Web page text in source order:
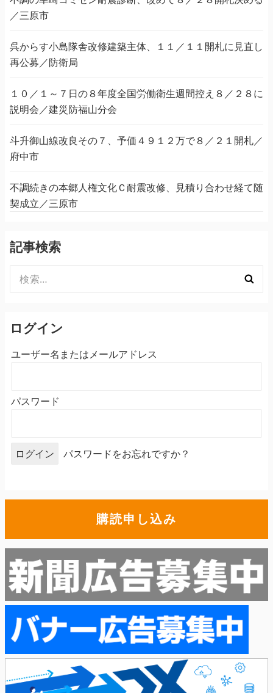
／三原市
呉からす小島隊舎改修建築主体、１１／１１開札に見直し
再公募／防衛局
１０／１～７日の８年度全国労働衛生週間控え８／２８に
説明会／建災防福山分会
斗升御山線改良その７、予価４９１２万で８／２１開札／
府中市
不調続きの本郷人権文化Ｃ耐震改修、見積り合わせ経て随
契成立／三原市
記事検索
索:
ログイン
ユーザー名またはメールアドレス
パスワード
パスワードをお忘れですか？
購読申し込み